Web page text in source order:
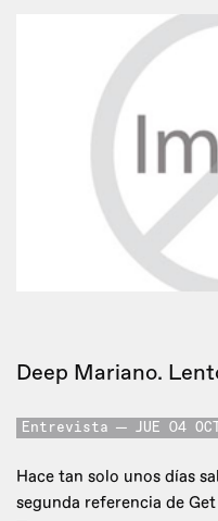
Deep Mariano.
Entrevista JUE 04
Hace tan solo unos días
segunda referencia de